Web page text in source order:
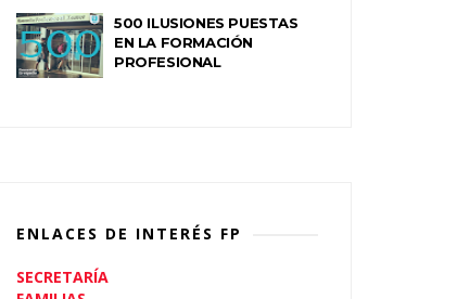
500 ILUSIONES PUESTAS
EN LA FORMACIÓN
PROFESIONAL
ENLACES DE INTERÉS FP
SECRETARÍA